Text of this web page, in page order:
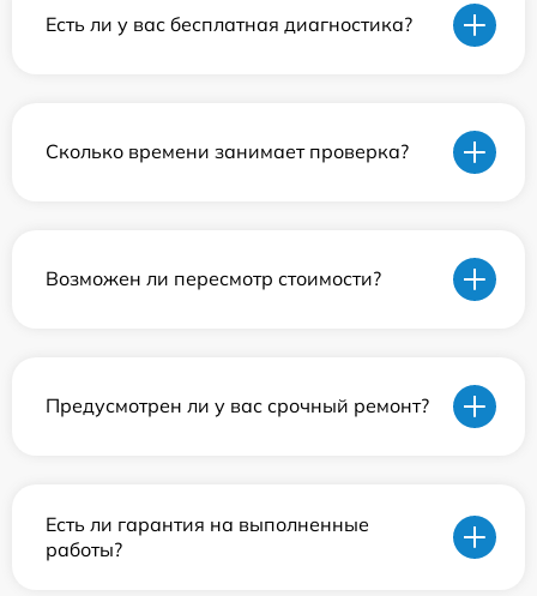
Есть ли у вас бесплатная диагностика?
Сколько времени занимает проверка?
Возможен ли пересмотр стоимости?
Предусмотрен ли у вас срочный ремонт?
Есть ли гарантия на выполненные
работы?